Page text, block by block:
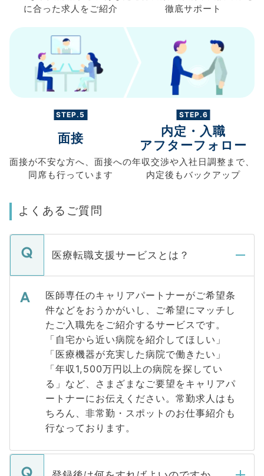
に合った求人を ご紹介
徹底サポート
STEP.5
面接
面接が不安な方へ、 面接への
同席も行っています
STEP.6
内定・入職
アフターフォロー
年収交渉や入社日調整まで、
内定後もバックアップ
よくあるご質問
医療転職支援サービスとは？
医師専任のキャリアパートナーがご希望条
件などをおうかがいし、ご希望にマッチし
たご入職先をご紹介するサービスです。
「自宅から近い病院を紹介してほしい」
「医療機器が充実した病院で働きたい」
「年収1,500万円以上の病院を探してい
る」など、さまざまなご要望をキャリアパ
ートナーにお伝えください。常勤求人はも
ちろん、非常勤・スポットのお仕事紹介も
行なっております。